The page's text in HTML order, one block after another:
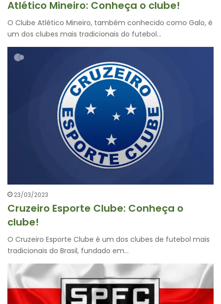
Atlético Mineiro: Conheça o clube!
O Clube Atlético Mineiro, também conhecido como Galo, é
um dos clubes mais tradicionais do futebol…
23/03/2023
Cruzeiro Esporte Clube: Conheça o
clube!
O Cruzeiro Esporte Clube é um dos clubes de futebol mais
tradicionais do Brasil, fundado em…